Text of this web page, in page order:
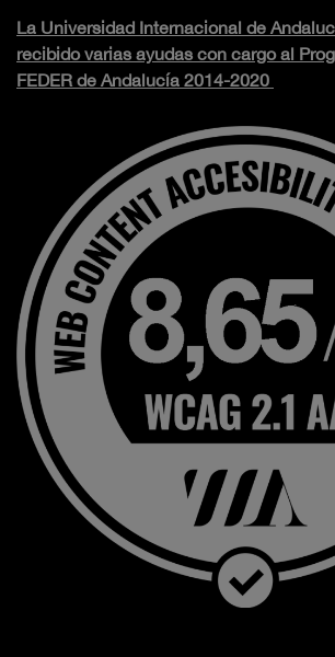
La Universidad Internacional de
recibido varias ayudas con cargo al
FEDER de Andalucía 2014-2020